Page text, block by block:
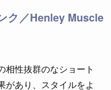
ク／Henley Muscle
相性抜群のなショート
があり、スタイルをよ